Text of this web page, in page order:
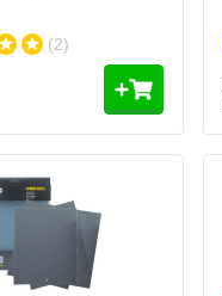
(2)